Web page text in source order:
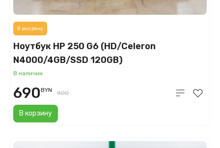
Ноутбук HP 250 G6 (HD/Celeron
N4000/4GB/SSD 120GB)
В наличии
В корзину
В рассрочку
690BYN 800